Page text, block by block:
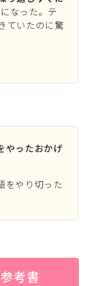
になった。テ
ていたのに驚
やったおかげ
をやり切った
考書